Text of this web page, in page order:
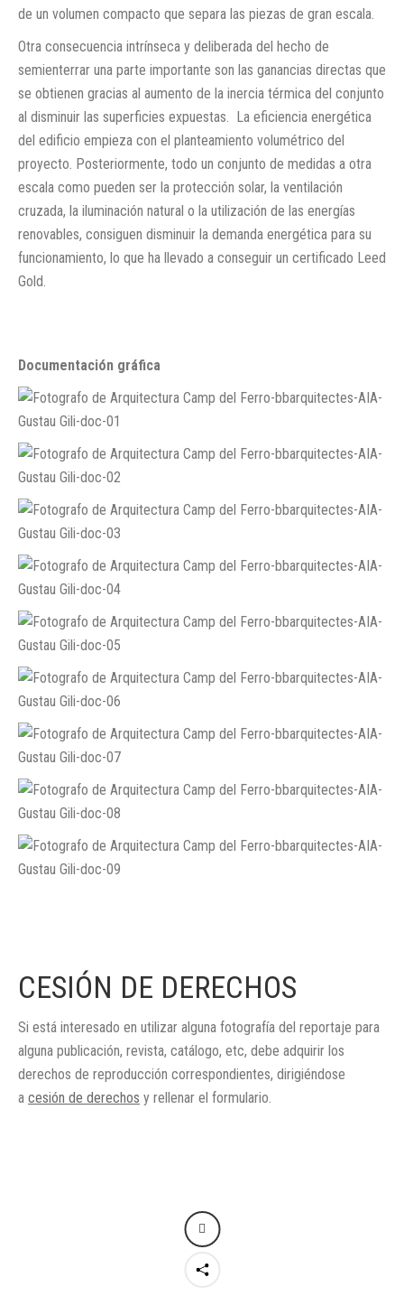
de un volumen compacto que separa las piezas de gran escala.
Otra consecuencia intrínseca y deliberada del hecho de
semienterrar una parte importante son las ganancias directas que
se obtienen gracias al aumento de la inercia térmica del conjunto
al disminuir las superficies expuestas. La eficiencia energética
del edificio empieza con el planteamiento volumétrico del
proyecto. Posteriormente, todo un conjunto de medidas a otra
escala como pueden ser la protección solar, la ventilación
cruzada, la iluminación natural o la utilización de las energías
renovables, consiguen disminuir la demanda energética para su
funcionamiento, lo que ha llevado a conseguir un certificado Leed
Gold.
Documentación gráfica
CESIÓN DE DERECHOS
Si está interesado en utilizar alguna fotografía del reportaje para
alguna publicación, revista, catálogo, etc, debe adquirir los
derechos de reproducción correspondientes, dirigiéndose
a cesión de derechos y rellenar el formulario.